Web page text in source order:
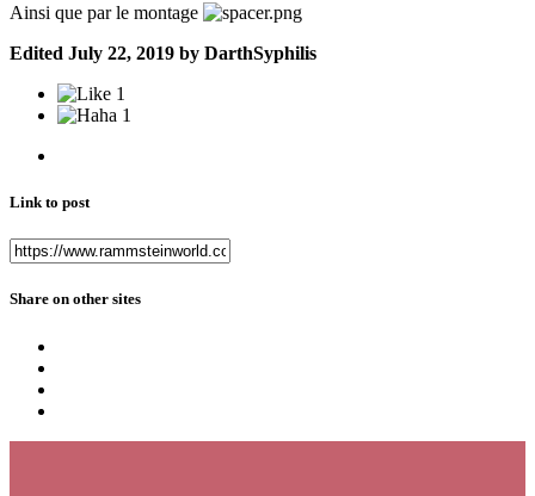
Ainsi que par le montage
Edited July 22, 2019 by DarthSyphilis
1
1
Link to post
Share on other sites